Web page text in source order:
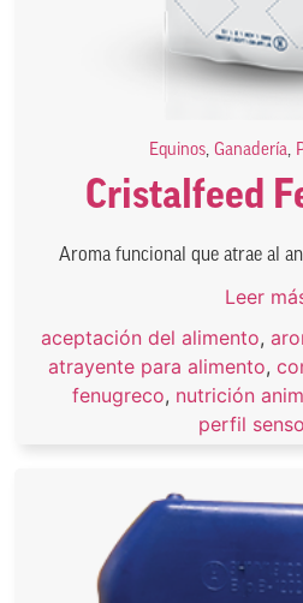
Equinos, Ganadería,
Cristalfeed
Aroma funcional que atrae al
Leer
aceptación del alimento,
atrayente para alimento,
fenugreco, nutrición
perfil